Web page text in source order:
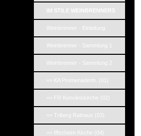
IM STILE WEINBRENNERS
Weinbrenner - Einleitung
Weinbrenner - Sammlung 1
Weinbrenner - Sammlung 2
=> KA Promenadenh. (01)
=> FR Konviktskirche (02)
=> Triberg Rathaus (03)
=> Iffezheim Kirche (04)